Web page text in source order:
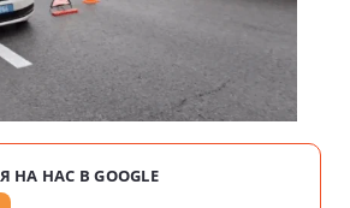
НА НАС В GOOGLE